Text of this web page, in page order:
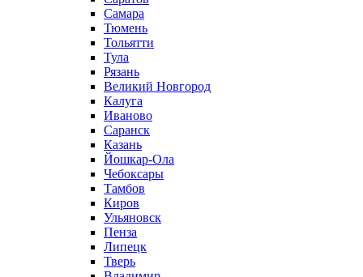
Самара
Тюмень
Тольятти
Тула
Рязань
Великий Новгород
Калуга
Иваново
Саранск
Казань
Йошкар-Ола
Чебоксары
Тамбов
Киров
Ульяновск
Пенза
Липецк
Тверь